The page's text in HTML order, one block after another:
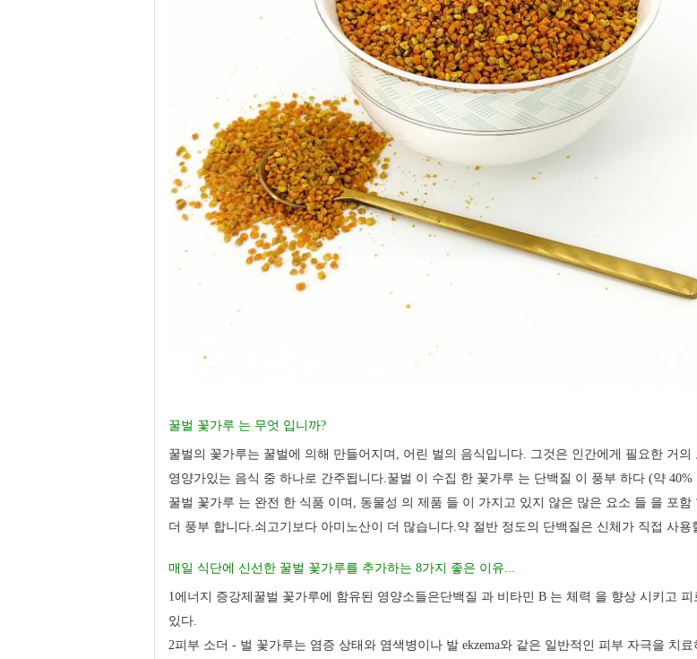
꿀벌 꽃가루 는 무엇 입니까?
꿀벌의 꽃가루는 꿀벌에 의해 만들어지며, 어린 벌의 음식입니다. 그것은 인간에게 필요한 거
영양가있는 음식 중 하나로 간주됩니다.꿀벌 이 수집 한 꽃가루 는 단백질 이 풍부 하다 (약
꿀벌 꽃가루 는 완전 한 식품 이며, 동물성 의 제품 들 이 가지고 있지 않은 많은 요소 들 을 포
더 풍부 합니다.쇠고기보다 아미노산이 더 많습니다.약 절반 정도의 단백질은 신체가 직접 사
매일 식단에 신선한 꿀벌 꽃가루를 추가하는 8가지 좋은 이유...
1에너지 증강제 꿀벌 꽃가루에 함유된 영양소들은단백질 과 비타민 B 는 체력 을 향상 시키고
있다.
2피부 소더 - 벌 꽃가루는 염증 상태와 염색병이나 발 ekzema와 같은 일반적인 피부 자극을 치